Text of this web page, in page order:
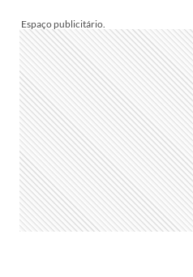
PARA
SAGITÁRIO:
VEJA
PREVISÃO
DO
SIGNO
HOJE,
TERÇA,
27/05/2025